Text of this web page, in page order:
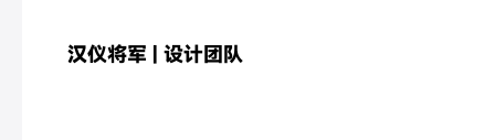
汉仪将军 | 设计团队